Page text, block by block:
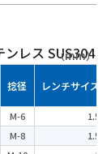
レス SUS304
（mm）
捻径 レンチサイズ
M-6
1.5
M-8
1.5